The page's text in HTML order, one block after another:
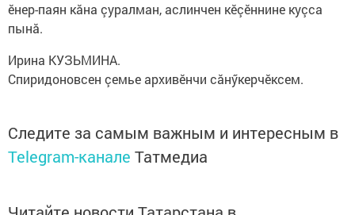
ӗнер-паян кăна çуралман, аслинчен кӗçӗннине куçса
пынă.
Ирина КУЗЬМИНА.
Спиридоновсен çемье архивӗнчи сăнӳкерчӗксем.
Следите за самым важным и интересным в
Telegram-канале Татмедиа